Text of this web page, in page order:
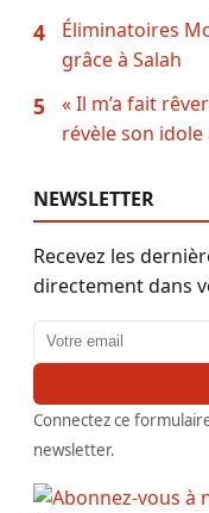
4
Éliminatoires
grâce à Salah
5
« Il m’a fait
révèle son idole
NEWSLETTER
Recevez les
directement dans
Adresse email
Connectez ce
newsletter.